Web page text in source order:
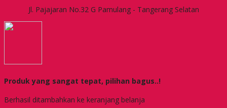
Jl. Pajajaran No.32 G Pamulang - Tangerang Selatan
Produk yang sangat tepat, pilihan bagus..!
Berhasil ditambahkan ke keranjang belanja